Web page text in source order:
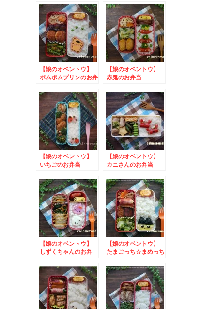
【娘のオベントウ】
ポムポムプリンのお弁
アレンジレシピコンテ
スト
【娘のオベントウ】
赤鬼のお弁当
【娘のオベントウ】
いちごのお弁当
【娘のオベントウ】
カニさんのお弁当
【娘のオベントウ】
しずくちゃんのお弁
ーズ写真投稿キャンペ
ーン
【娘のオベントウ】
たまごっち☆まめっち